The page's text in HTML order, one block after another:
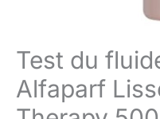
Test du
Alfaparf